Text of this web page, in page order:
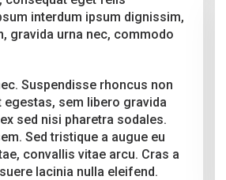
interdum ipsum dignissim,
gravida urna nec, commodo
Suspendisse rhoncus non
sem libero gravida
sed nisi pharetra sodales.
Sed tristique a augue eu
convallis vitae arcu. Cras a
lacinia nulla eleifend.
Pesta Pernikahan Berakhir
Mencekam, Mahasiswa Ditikam
Badik Usai Cekcok saat Pesta
Miras
| 29 Juni 2026